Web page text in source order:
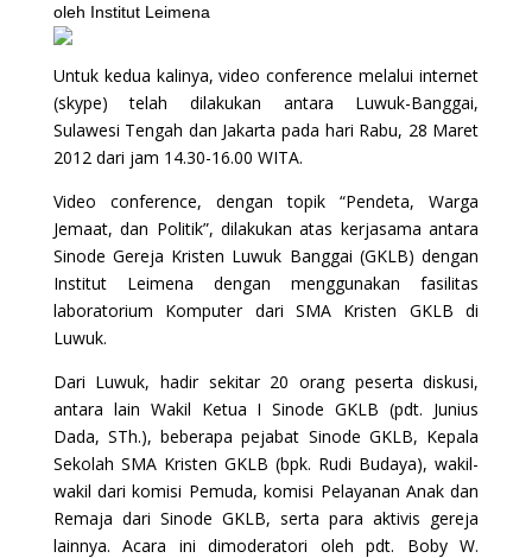
oleh Institut Leimena
Untuk kedua kalinya, video conference melalui internet
(skype) telah dilakukan antara Luwuk-Banggai,
Sulawesi Tengah dan Jakarta pada hari Rabu, 28 Maret
2012 dari jam 14.30-16.00 WITA.
Video conference, dengan topik “Pendeta, Warga
Jemaat, dan Politik”, dilakukan atas kerjasama antara
Sinode Gereja Kristen Luwuk Banggai (GKLB) dengan
Institut Leimena dengan menggunakan fasilitas
laboratorium Komputer dari SMA Kristen GKLB di
Luwuk.
Dari Luwuk, hadir sekitar 20 orang peserta diskusi,
antara lain Wakil Ketua I Sinode GKLB (pdt. Junius
Dada, STh.), beberapa pejabat Sinode GKLB, Kepala
Sekolah SMA Kristen GKLB (bpk. Rudi Budaya), wakil-
wakil dari komisi Pemuda, komisi Pelayanan Anak dan
Remaja dari Sinode GKLB, serta para aktivis gereja
lainnya. Acara ini dimoderatori oleh pdt. Boby W.